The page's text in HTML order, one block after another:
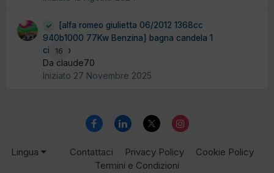
16
[alfa romeo giulietta 06/2012 1368cc
940b1000 77Kw Benzina] bagna candela 1
cilindro
Da claude70
Iniziato 27 Novembre 2025
Lingua Contattaci Privacy Policy
Cookie Policy
Termini e Condizioni